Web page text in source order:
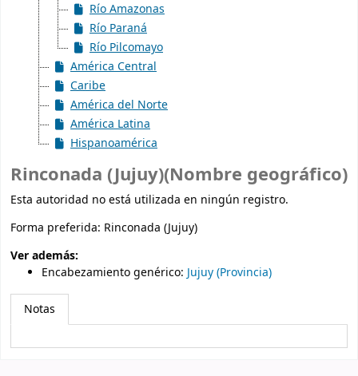
Río Amazonas
Río Paraná
Río Pilcomayo
América Central
Caribe
América del Norte
América Latina
Hispanoamérica
Rinconada (Jujuy)(Nombre geográfico)
Esta autoridad no está utilizada en ningún registro.
Forma preferida: Rinconada (Jujuy)
Ver además:
Encabezamiento genérico: Jujuy (Provincia)
Notas